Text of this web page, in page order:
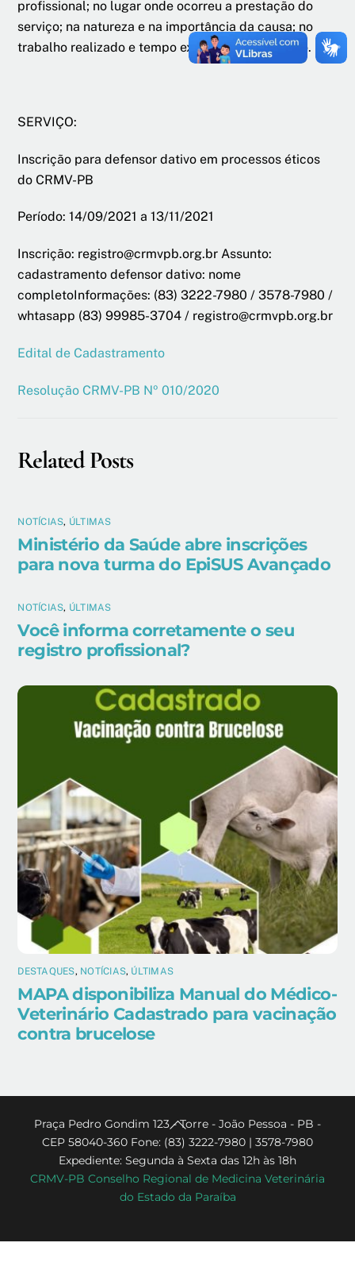
profissional; no lugar onde ocorreu a prestação do
serviço; na natureza e na importância da causa; no
trabalho realizado e tempo exigido para o serviço.
SERVIÇO:
Inscrição para defensor dativo em processos éticos
do CRMV-PB
Período: 14/09/2021 a 13/11/2021
Inscrição: registro@crmvpb.org.br Assunto:
cadastramento defensor dativo: nome
completoInformações: (83) 3222-7980 / 3578-7980 /
whtasapp (83) 99985-3704 / registro@crmvpb.org.br
Edital de Cadastramento
Resolução CRMV-PB Nº 010/2020
Related Posts
NOTÍCIAS, ÚLTIMAS
Ministério da Saúde abre inscrições
para nova turma do EpiSUS Avançado
NOTÍCIAS, ÚLTIMAS
Você informa corretamente o seu
registro profissional?
DESTAQUES, NOTÍCIAS, ÚLTIMAS
MAPA disponibiliza Manual do Médico-
Veterinário Cadastrado para vacinação
contra brucelose
Back
To
Top
Praça Pedro Gondim 123 - Torre - João Pessoa - PB -
CEP 58040-360 Fone: (83) 3222-7980 | 3578-7980
Expediente: Segunda à Sexta das 12h às 18h
CRMV-PB Conselho Regional de Medicina Veterinária
do Estado da Paraíba